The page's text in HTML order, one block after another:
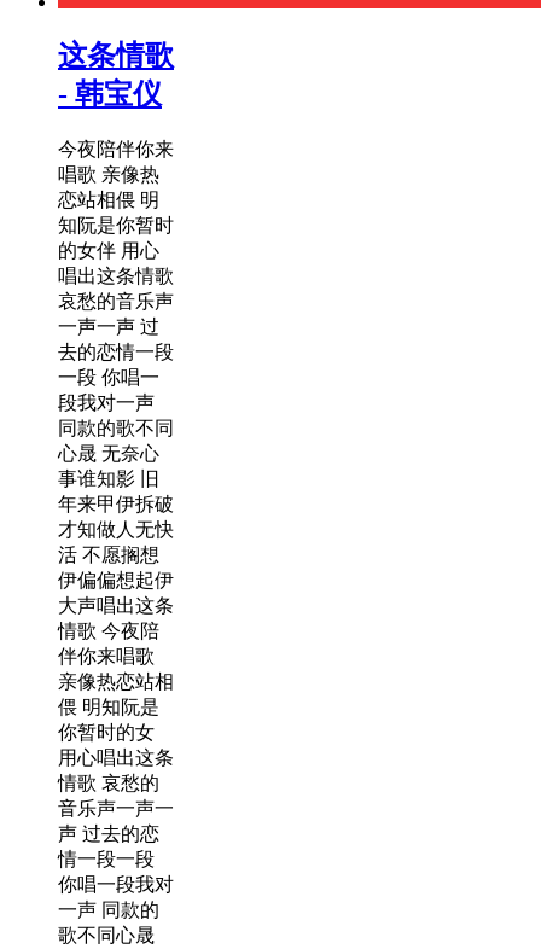
这条情歌
- 韩宝仪
今夜陪伴你来
唱歌 亲像热
恋站相偎 明
知阮是你暂时
的女伴 用心
唱出这条情歌
哀愁的音乐声
一声一声 过
去的恋情一段
一段 你唱一
段我对一声
同款的歌不同
心晟 无奈心
事谁知影 旧
年来甲伊拆破
才知做人无快
活 不愿搁想
伊偏偏想起伊
大声唱出这条
情歌 今夜陪
伴你来唱歌
亲像热恋站相
偎 明知阮是
你暂时的女
用心唱出这条
情歌 哀愁的
音乐声一声一
声 过去的恋
情一段一段
你唱一段我对
一声 同款的
歌不同心晟